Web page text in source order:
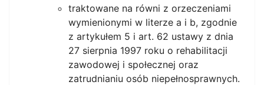
traktowane na równi z orzeczeniami
wymienionymi w literze a i b, zgodnie
z artykułem 5 i art. 62 ustawy z dnia
27 sierpnia 1997 roku o rehabilitacji
zawodowej i społecznej oraz
zatrudnianiu osób niepełnosprawnych.